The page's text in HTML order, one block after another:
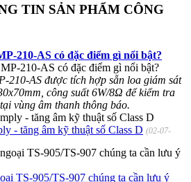
TIN SẢN PHẨM CÔNG
210-AS có đặc điểm gì nổi bật?
210-AS được tích hợp sẵn loa giám sát
công suất 6W/8Ω để kiểm tra
vùng âm thanh thông báo.
- tăng âm kỹ thuật số Class D (02-07-
TS-905/TS-907 chúng ta cần lưu ý